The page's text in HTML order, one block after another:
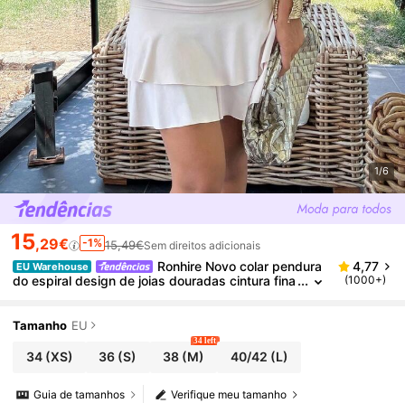
1/6
15,29€ -1% 15,49€Sem direitos adicionais
EU Warehouse
Ronhire Novo colar pendura
do espiral design de joias douradas cintura fina
4,77
(1000+)
Tamanho EU
34(XS) 36 (S) 38(M)
34 left
40/42 (L)
Verifique meu tamanho
Guia de tamanhos